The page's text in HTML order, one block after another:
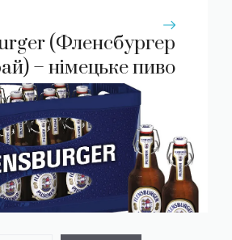
(Фленсбургер
– німецьке пиво